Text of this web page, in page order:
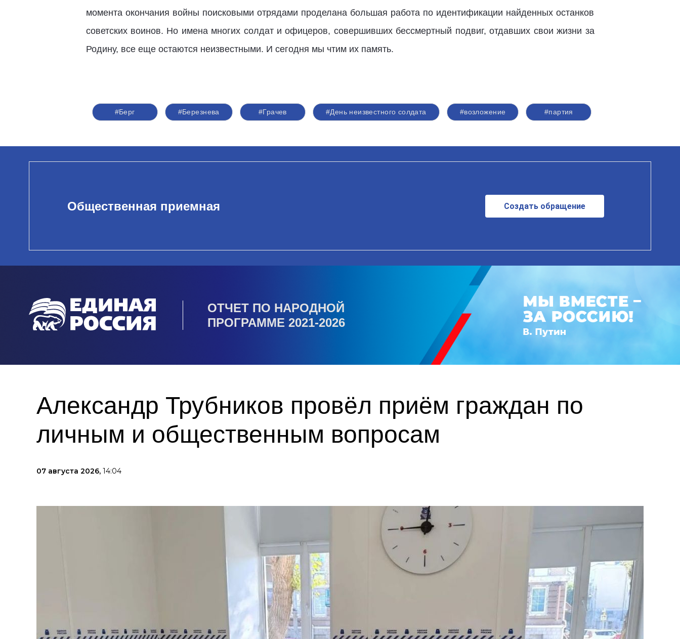
момента окончания войны поисковыми отрядами проделана большая работа по идентификации найденных останков
советских воинов. Но имена многих солдат и офицеров, совершивших бессмертный подвиг, отдавших свои жизни за
Родину, все еще остаются неизвестными. И сегодня мы чтим их память.
#Берг #Березнева #Грачев #День неизвестного солдата #возложение #партия
Общественная приемная Создать обращение
ОТЧЕТ ПО НАРОДНОЙ
ПРОГРАММЕ 2021-2026
Александр Трубников провёл приём граждан по
личным и общественным вопросам
07 августа 2026, 14:04